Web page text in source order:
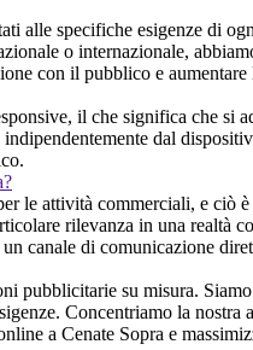
alle specifiche esigenze di
o internazionale,
con il pubblico e
il che significa che
dal
le attività commerciali, e
rilevanza in una realtà
canale di comunicazione
su misura.
Concentriamo la
a Cenate Sopra e